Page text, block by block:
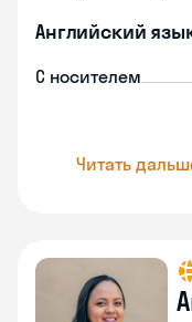
Английский
С носителем
Читать